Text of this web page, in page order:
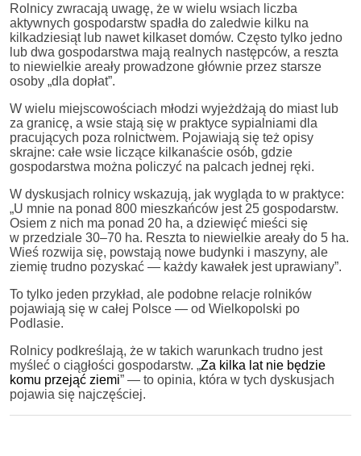
Rolnicy zwracają uwagę, że w wielu wsiach liczba
aktywnych gospodarstw spadła do zaledwie kilku na
kilkadziesiąt lub nawet kilkaset domów. Często tylko jedno
lub dwa gospodarstwa mają realnych następców, a reszta
to niewielkie areały prowadzone głównie przez starsze
osoby „dla dopłat”.
W wielu miejscowościach młodzi wyjeżdżają do miast lub
za granicę, a wsie stają się w praktyce sypialniami dla
pracujących poza rolnictwem. Pojawiają się też opisy
skrajne: całe wsie liczące kilkanaście osób, gdzie
gospodarstwa można policzyć na palcach jednej ręki.
W dyskusjach rolnicy wskazują, jak wygląda to w praktyce:
„U mnie na ponad 800 mieszkańców jest 25 gospodarstw.
Osiem z nich ma ponad 20 ha, a dziewięć mieści się
w przedziale 30–70 ha. Reszta to niewielkie areały do 5 ha.
Wieś rozwija się, powstają nowe budynki i maszyny, ale
ziemię trudno pozyskać — każdy kawałek jest uprawiany”.
To tylko jeden przykład, ale podobne relacje rolników
pojawiają się w całej Polsce — od Wielkopolski po
Podlasie.
Rolnicy podkreślają, że w takich warunkach trudno jest
myśleć o ciągłości gospodarstw. „Za kilka lat nie będzie
komu przejąć ziemi” — to opinia, która w tych dyskusjach
pojawia się najczęściej.